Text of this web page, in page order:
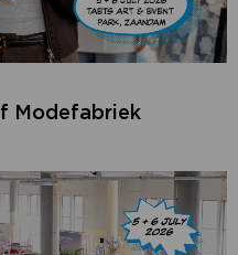
Modefabriek